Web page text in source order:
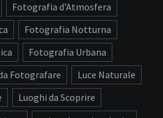
Fotografia d’Atmosfera
Fotografia Notturna
Fotografia Urbana
Fotografare
Luce Naturale
Luoghi da Scoprire